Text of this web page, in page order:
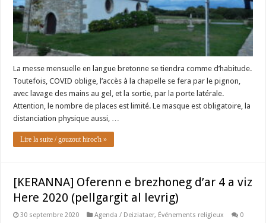
La messe mensuelle en langue bretonne se tiendra comme d’habitude.
Toutefois, COVID oblige, l’accès à la chapelle se fera par le pignon,
avec lavage des mains au gel, et la sortie, par la porte latérale.
Attention, le nombre de places est limité. Le masque est obligatoire, la
distanciation physique aussi, …
Lire la suite / gouzout hiroc'h »
[KERANNA] Oferenn e brezhoneg d’ar 4 a viz
Here 2020 (pellgargit al levrig)
30 septembre 2020 Agenda / Deiziataer, Événements religieux 0